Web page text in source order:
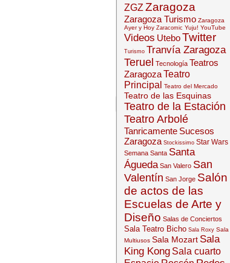
ZGZ Zaragoza
Zaragoza Turismo Zaragoza
Ayer y Hoy Zaracomic Yuju! YouTube
Videos UteboTwitter
Turismo Tranvía Zaragoza
Teruel Tecnología Teatros
ZaragozaTeatro
Principal
Teatro del Mercado
Teatro de las Esquinas
Teatro de la Estación
Teatro Arbolé
Tanricamente Sucesos
Zaragoza Stockissimo Star Wars
Semana Santa Santa
Águeda San Valero San
Valentín San Jorge Salón
de actos de las
Escuelas de Arte y
Diseño Salas de Conciertos
Sala Teatro Bicho Sala Roxy Sala
Multiusos Sala Mozart Sala
King Kong Sala cuarto